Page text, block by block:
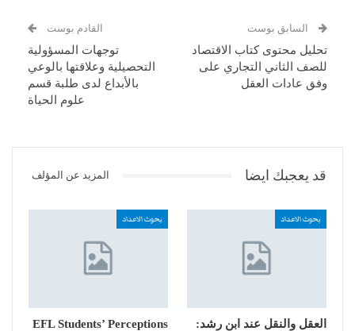
السابق بوست
تحليل محتوى كتاب الاقتصاد
للصف الثاني التجاري على
وفق عادات العقل
القادم بوست
توجهات المسؤولية
التحصيلية وعلاقتها بالوعي
بالأبداع لدى طلبة قسم
علوم الحياة
قد يعجبك ايضا المزيد عن المؤلف
بحوث الاعداد
العقل والنقل عند ابن رشد:
بحوث الاعداد
EFL Students’ Perceptions